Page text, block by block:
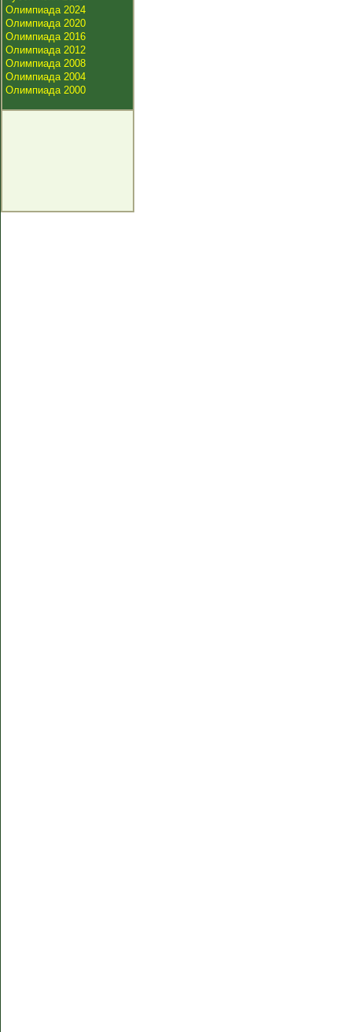
Олимпиада 2024
Олимпиада 2020
Олимпиада 2016
Олимпиада 2012
Олимпиада 2008
Олимпиада 2004
Олимпиада 2000